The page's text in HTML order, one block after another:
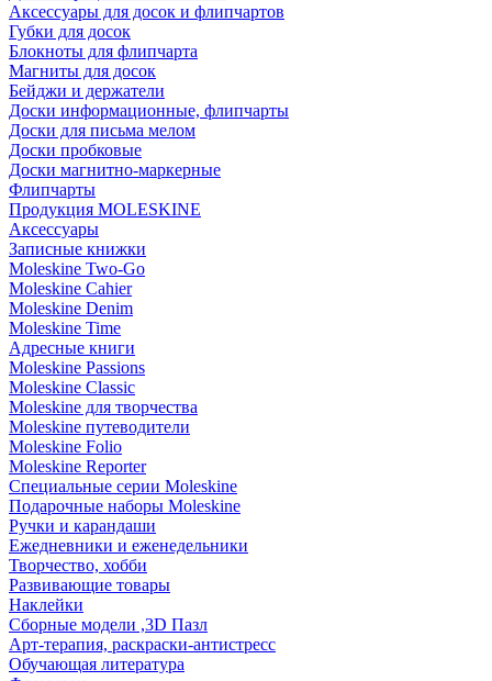
Аксессуары для досок и флипчартов
Губки для досок
Блокноты для флипчарта
Магниты для досок
Бейджи и держатели
Доски информационные, флипчарты
Доски для письма мелом
Доски пробковые
Доски магнитно-маркерные
Флипчарты
Продукция MOLESKINE
Аксессуары
Записные книжки
Moleskine Two-Go
Moleskine Cahier
Moleskine Denim
Moleskine Time
Адресные книги
Moleskine Passions
Moleskine Classic
Moleskine для творчества
Moleskine путеводители
Moleskine Folio
Moleskine Reporter
Специальные серии Moleskine
Подарочные наборы Moleskine
Ручки и карандаши
Ежедневники и еженедельники
Творчество, хобби
Развивающие товары
Наклейки
Сборные модели ,3D Пазл
Арт-терапия, раскраски-антистресс
Обучающая литература